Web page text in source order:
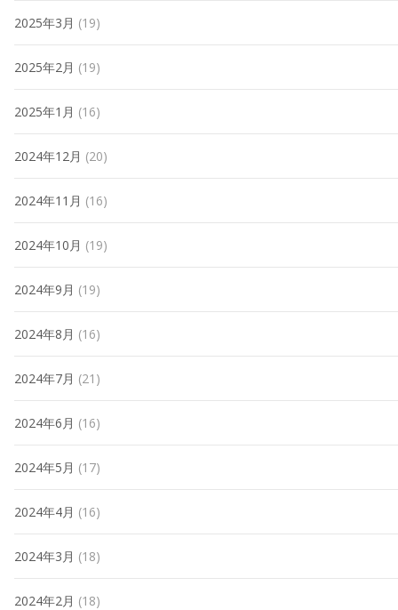
2025年3月 (19)
2025年2月 (19)
2025年1月 (16)
2024年12月 (20)
2024年11月 (16)
2024年10月 (19)
2024年9月 (19)
2024年8月 (16)
2024年7月 (21)
2024年6月 (16)
2024年5月 (17)
2024年4月 (16)
2024年3月 (18)
2024年2月 (18)